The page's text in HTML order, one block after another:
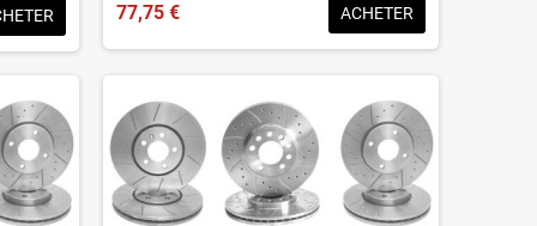
77,75 € ACHETER